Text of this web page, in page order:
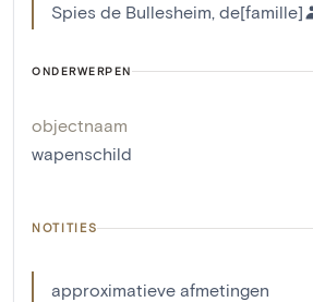
Spies de Bullesheim, de[famille]
ONDERWERPEN
objectnaam
wapenschild
NOTITIES
approximatieve afmetingen